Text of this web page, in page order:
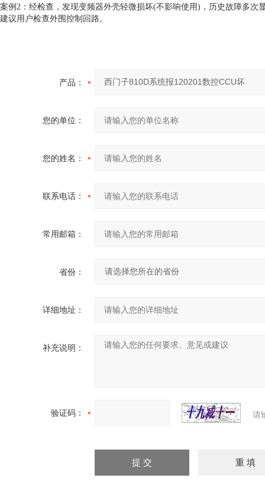
案例2：经检查，发现变频器外壳轻微损坏(不影响使用)，历史故障多
建议用户检查外围控制回路。
产品：
您的单位：
您的姓名：
联系电话：
常用邮箱：
省份：
详细地址：
补充说明：
验证码： 请